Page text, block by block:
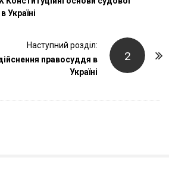
Україні
2
Наступний розділ:
правосуддя в
Україні